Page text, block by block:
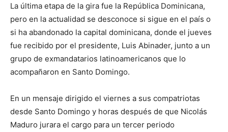
La última etapa de la gira fue la República Dominicana,
pero en la actualidad se desconoce si sigue en el país o
si ha abandonado la capital dominicana, donde el jueves
fue recibido por el presidente, Luis Abinader, junto a un
grupo de exmandatarios latinoamericanos que lo
acompañaron en Santo Domingo.
En un mensaje dirigido el viernes a sus compatriotas
desde Santo Domingo y horas después de que Nicolás
Maduro jurara el cargo para un tercer periodo